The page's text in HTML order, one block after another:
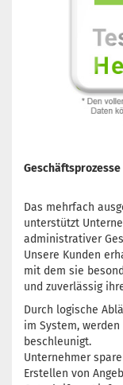
Das mehrfach
unterstützt
administrativer
Unsere Kunden
mit dem sie
und zuverlässig
Durch logische
im System,
beschleunigt.
Unternehmer
Erstellen von